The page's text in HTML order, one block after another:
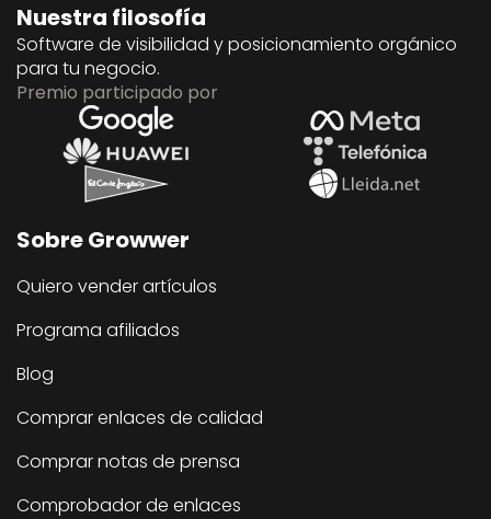
Nuestra filosofía
Software de visibilidad y posicionamiento orgánico
para tu negocio.
Premio participado por
Sobre Growwer
Quiero vender artículos
Programa afiliados
Blog
Comprar enlaces de calidad
Comprar notas de prensa
Comprobador de enlaces